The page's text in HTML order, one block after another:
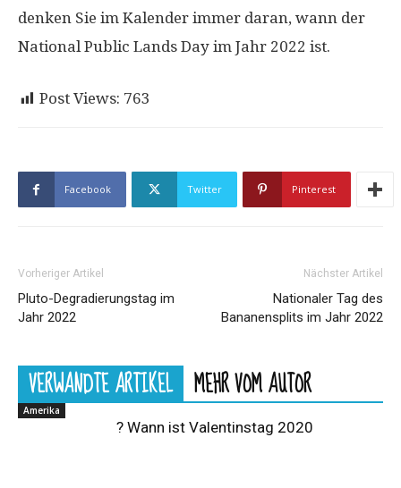
denken Sie im Kalender immer daran, wann der
National Public Lands Day im Jahr 2022 ist.
Post Views: 763
Facebook Twitter Pinterest
Vorheriger Artikel
Pluto-Degradierungstag im
Jahr 2022
Nächster Artikel
Nationaler Tag des
Bananensplits im Jahr 2022
VERWANDTE ARTIKEL MEHR VOM AUTOR
Amerika
? Wann ist Valentinstag 2020